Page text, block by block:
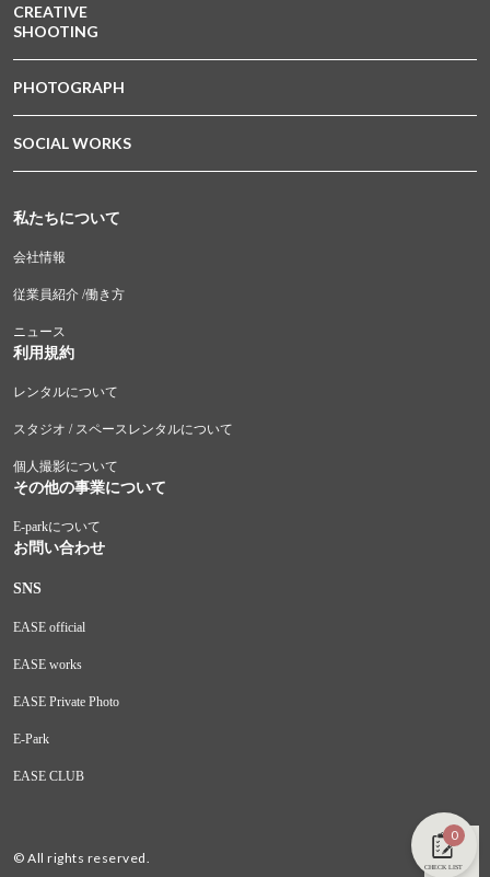
0
CHECK LIST
CREATIVE
SHOOTING
PHOTOGRAPH
SOCIAL WORKS
私たちについて
会社情報
従業員紹介 /働き方
ニュース
利用規約
レンタルについて
スタジオ / スペースレンタルについて
個人撮影について
その他の事業について
E-parkについて
お問い合わせ
SNS
EASE official
EASE works
EASE Private Photo
E-Park
EASE CLUB
© All rights reserved.